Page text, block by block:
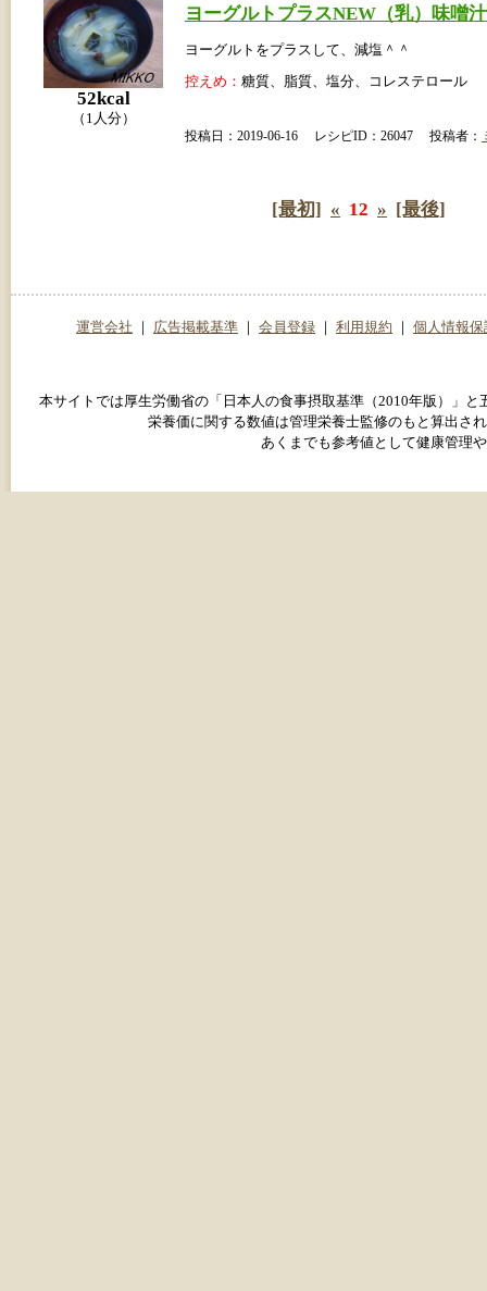
52kcal
（1人分）
ヨーグルトプラスNEW（乳）味噌汁
ヨーグルトをプラスして、減塩＾＾
控えめ： 糖質、脂質、塩分、コレステロール
投稿日：2019-06-16 レシピID：26047 投稿者：
[最初] « 12 » [最後]
運営会社 ｜ 広告掲載基準 ｜ 会員登録 ｜ 利用規約 ｜ 個人情報保
本サイトでは厚生労働省の「日本人の食事摂取基準（2010年版）」
栄養価に関する数値は管理栄養士監修のもと算出さ
あくまでも参考値として健康管理